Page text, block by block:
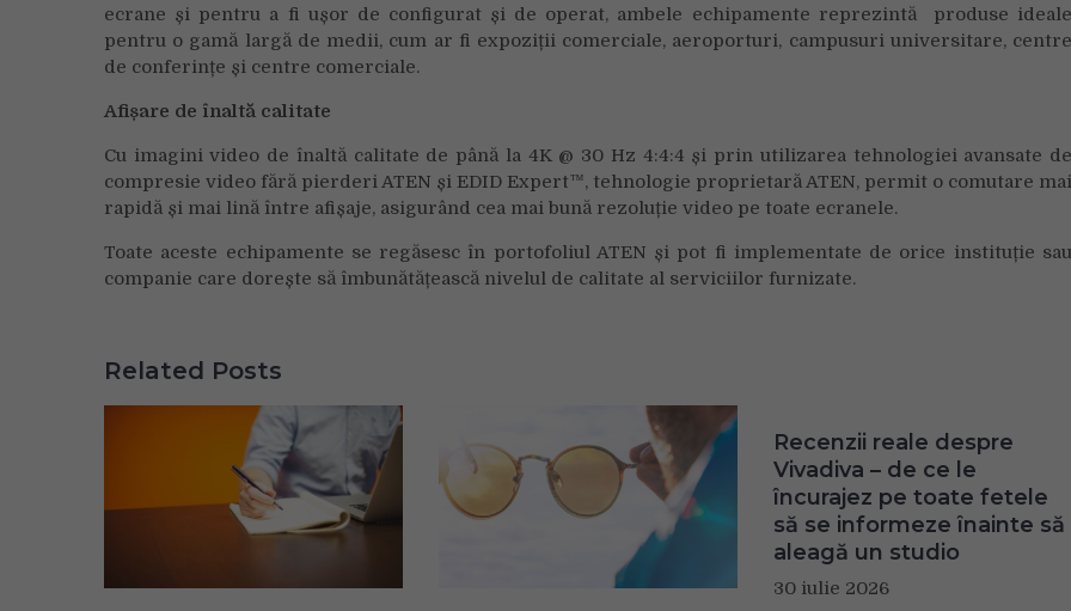
ecrane și pentru a fi ușor de configurat și de operat, ambele echipamente reprezintă produse ideale
pentru o gamă largă de medii, cum ar fi expoziții comerciale, aeroporturi, campusuri universitare, centre
de conferințe și centre comerciale.
Afișare de înaltă calitate
Cu imagini video de înaltă calitate de până la 4K @ 30 Hz 4:4:4 și prin utilizarea tehnologiei avansate de
compresie video fără pierderi ATEN și EDID Expert™, tehnologie proprietară ATEN, permit o comutare mai
rapidă și mai lină între afișaje, asigurând cea mai bună rezoluție video pe toate ecranele.
Toate aceste echipamente se regăsesc în portofoliul ATEN și pot fi implementate de orice instituție sau
companie care dorește să îmbunătățească nivelul de calitate al serviciilor furnizate.
Related Posts
Recenzii reale despre
Vivadiva – de ce le
încurajez pe toate fetele
să se informeze înainte să
aleagă un studio
30 iulie 2026